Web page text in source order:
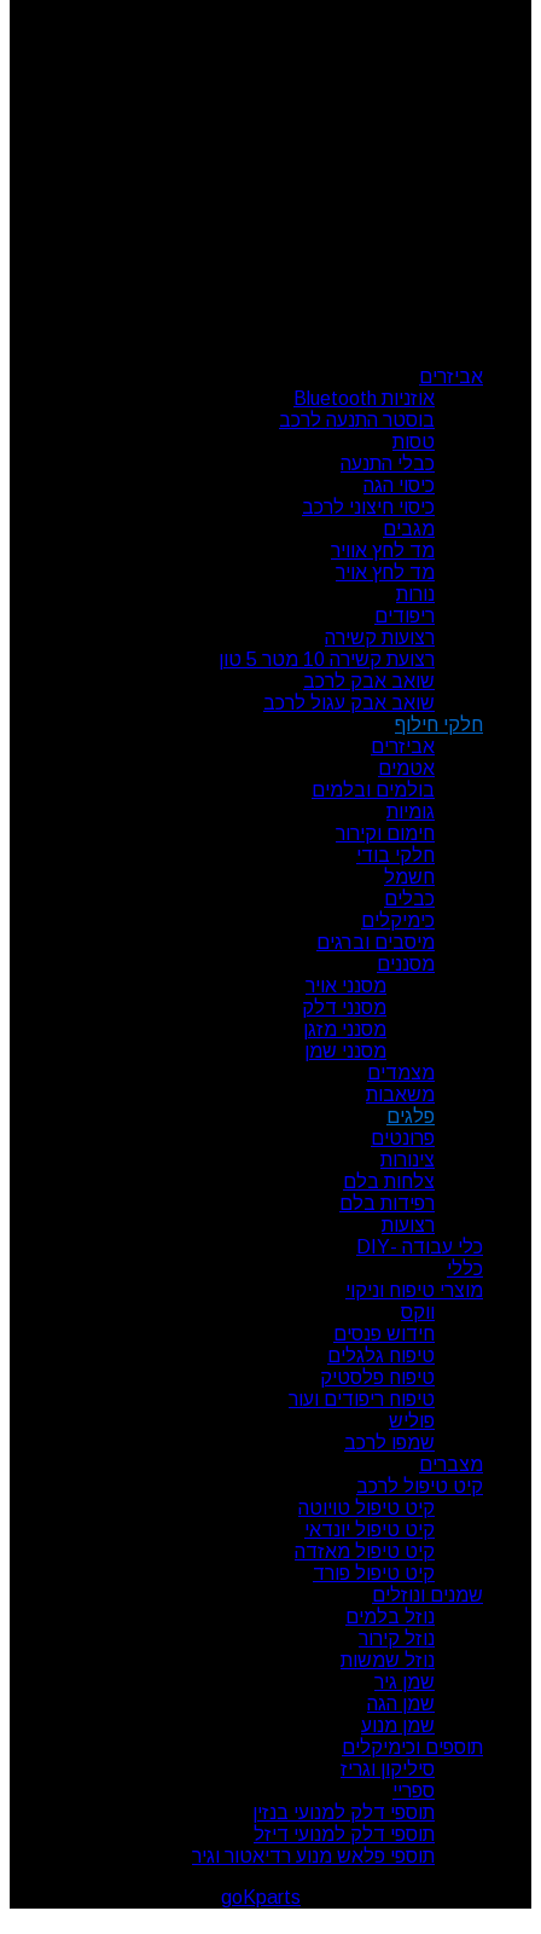
אביזרים
אוזניות Bluetooth
בוסטר התנעה לרכב
טסות
כבלי התנעה
כיסוי הגה
כיסוי חיצוני לרכב
מגבים
מד לחץ אוויר
מד לחץ אויר
נורות
ריפודים
רצועות קשירה
רצועת קשירה 10 מטר 5 טון
שואב אבק לרכב
שואב אבק עגול לרכב
חלקי חילוף
אביזרים
אטמים
בולמים ובלמים
גומיות
חימום וקירור
חלקי בודי
חשמל
כבלים
כימיקלים
מיסבים וברגים
מסננים
מסנני אויר
מסנני דלק
מסנני מזגן
מסנני שמן
מצמדים
משאבות
פלגים
פרונטים
צינורות
צלחות בלם
רפידות בלם
רצועות
כלי עבודה -DIY
כללי
מוצרי טיפוח וניקוי
ווקס
חידוש פנסים
טיפוח גלגלים
טיפוח פלסטיק
טיפוח ריפודים ועור
פוליש
שמפו לרכב
מצברים
קיט טיפול לרכב
קיט טיפול טויוטה
קיט טיפול יונדאי
קיט טיפול מאזדה
קיט טיפול פורד
שמנים ונוזלים
נוזל בלמים
נוזל קירור
נוזל שמשות
שמן גיר
שמן הגה
שמן מנוע
תוספים וכימיקלים
סיליקון וגריז
ספריי
תוספי דלק למנועי בנזין
תוספי דלק למנועי דיזל
תוספי פלאש מנוע רדיאטור וגיר
goKparts